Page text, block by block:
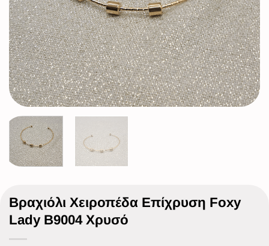
Βραχιόλι Χειροπέδα Επίχρυση Foxy
Lady B9004 Χρυσό